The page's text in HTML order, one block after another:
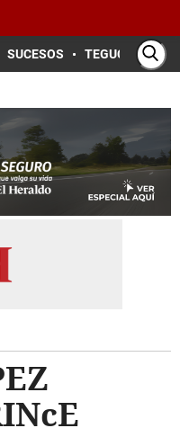
SUCESOS TEGUCIGALPA